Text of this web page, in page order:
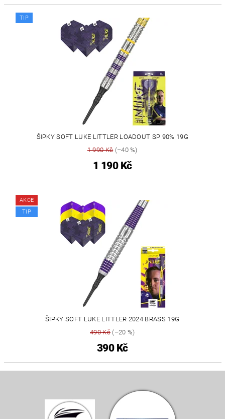
TIP
ŠIPKY SOFT LUKE LITTLER LOADOUT SP 90% 19G
1 990 Kč(–40 %)
1 190 Kč
AKCE
TIP
ŠIPKY SOFT LUKE LITTLER 2024 BRASS 19G
490 Kč(–20 %)
390 Kč